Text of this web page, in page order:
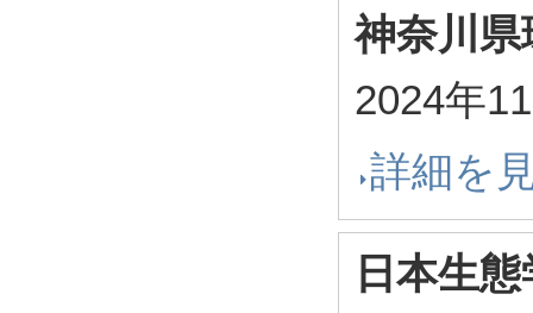
神奈川
2024年
詳細を
日本生